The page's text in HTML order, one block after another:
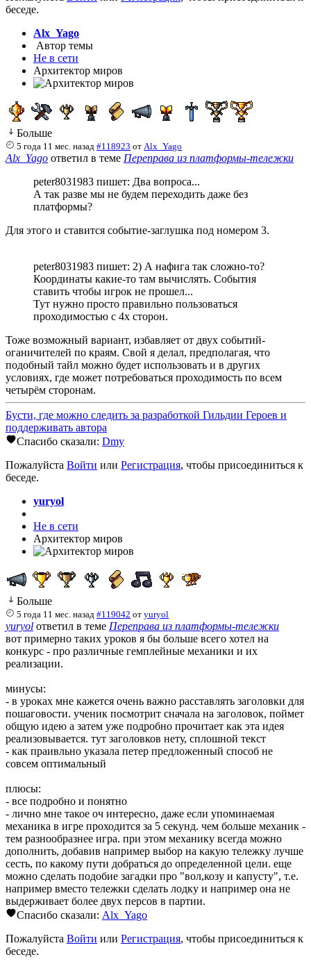
беседе.
Alx_Yago
Автор темы
Не в сети
Архитектор миров
Больше
5 года 11 мес. назад #118923 отAlx_Yago
Alx_Yago ответил в теме Переправа из платформы-тележки
peter8031983 пишет: Два вопроса...
А так разве мы не будем переходить даже без
платформы?
Для этого и ставится событие-заглушка под номером 3.
peter8031983 пишет: 2) А нафига так сложно-то?
Координаты какие-то там вычислять. События
ставить чтобы игрок не прошел...
Тут нужно просто правильно пользоваться
проходимостью с 4х сторон.
Тоже возможный вариант, избавляет от двух событий-
оганичителей по краям. Свой я делал, предполагая, что
подобный тайл можно будет использовать и в других
условиях, где может потребоваться проходимость по всем
четырём сторонам.
Бусти, где можно следить за разработкой Гильдии Героев и
поддерживать автора
Спасибо сказали: Dmy
Пожалуйста Войти или Регистрация, чтобы присоединиться к
беседе.
yuryol
Не в сети
Архитектор миров
Больше
5 года 11 мес. назад #119042 отyuryol
yuryol ответил в теме Переправа из платформы-тележки
вот примерно таких уроков я бы больше всего хотел на
конкурс - про различные гемплейные механики и их
реализации.
минусы:
- в уроках мне кажется очень важно расставлять заголовки для
пошаговости. ученик посмотрит сначала на заголовок, поймет
общую идею а затем уже подробно прочитает как эта идея
реализовывается. тут заголовков нету, сплошной текст
- как праивльно указала петер предложенный способ не
совсем оптимальный
плюсы:
- все подробно и понятно
- лично мне такое оч интересно, даже если упоминаемая
механика в игре проходится за 5 секунд. чем больше механик -
тем разнообразнее игра. при этом механику всегда можно
дополнить, добавив например выбор на какую тележку лучше
сесть, по какому пути добраться до определенной цели. еще
можно сделать подобие загадки про "вол,козу и капусту", т.е.
например вместо тележки сделать лодку и например она не
выдерживает более двух персов в партии.
Спасибо сказали: Alx_Yago
Пожалуйста Войти или Регистрация, чтобы присоединиться к
беседе.